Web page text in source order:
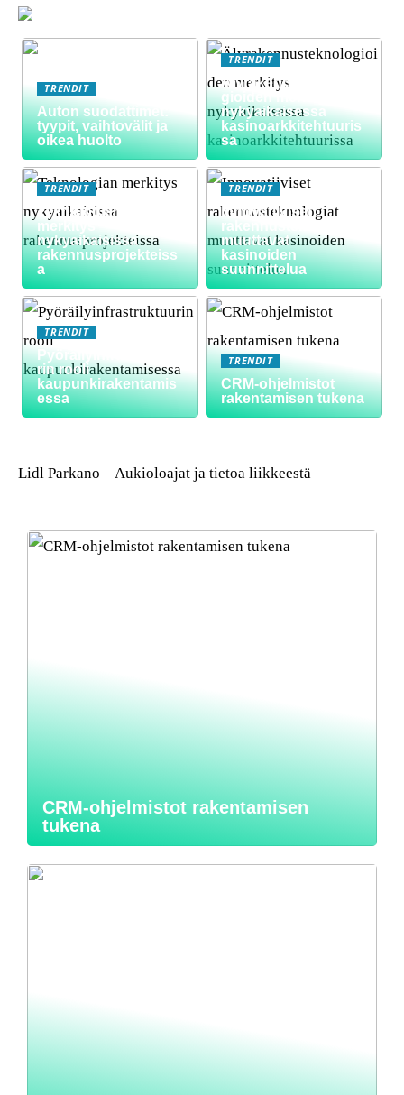
TRENDIT
Auton suodattimet:
tyypit, vaihtovälit ja
oikea huolto
TRENDIT
Älyrakennusteknolo
gioiden merkitys
nykyaikaisessa
kasinoarkkitehtuuris
sa
TRENDIT
Teknologian
merkitys
nykyaikaisissa
rakennusprojekteiss
a
TRENDIT
Innovatiiviset
rakennusteknologiat
muuttavat
kasinoiden
suunnittelua
TRENDIT
Pyöräilyinfrastruktuu
rin rooli
kaupunkirakentamis
essa
TRENDIT
CRM-ohjelmistot
rakentamisen tukena
Lidl Parkano – Aukioloajat ja tietoa liikkeestä
CRM-ohjelmistot rakentamisen
tukena